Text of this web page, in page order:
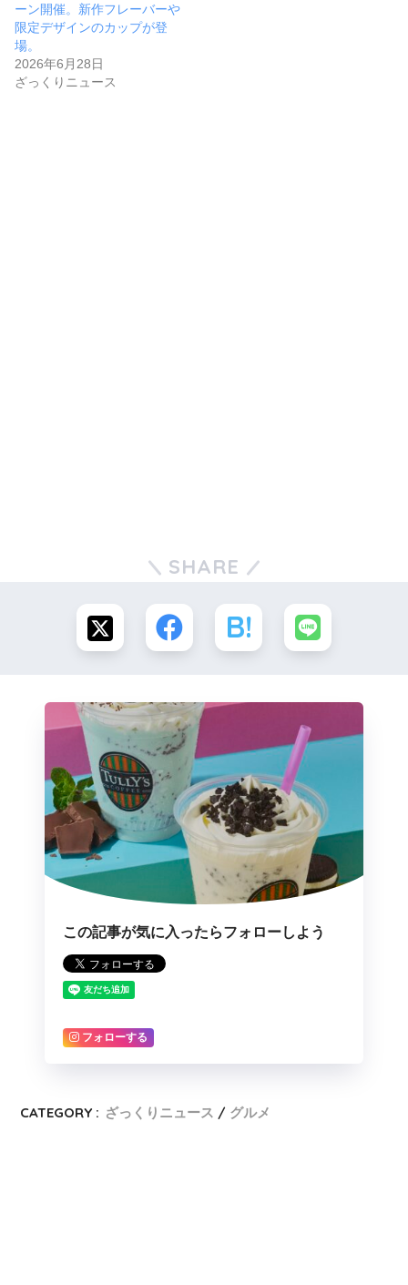
ーン開催。新作フレーバーや
限定デザインのカップが登
場。
2026年6月28日
ざっくりニュース
SHARE
この記事が気に入ったらフォローしよう
フォローする
CATEGORY : ざっくりニュース グルメ